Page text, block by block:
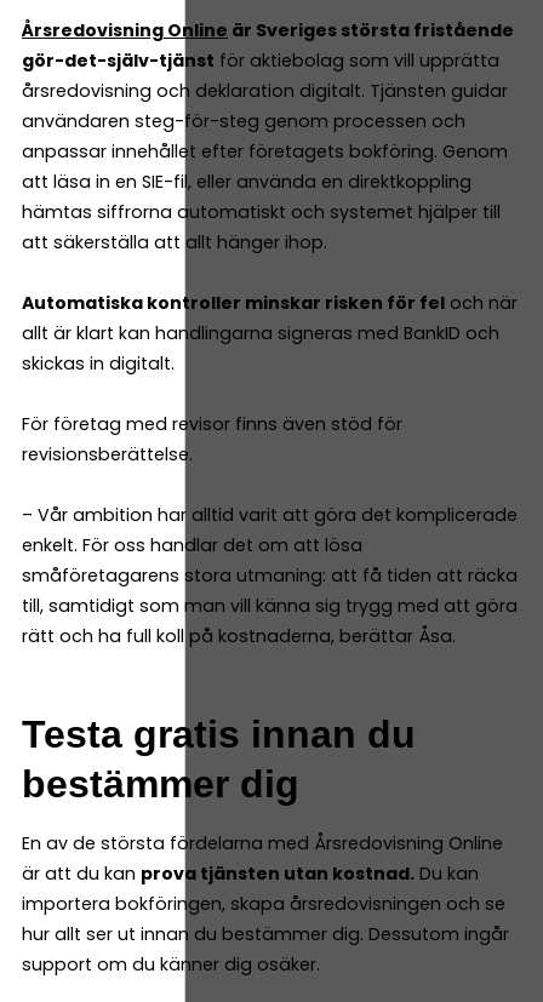
Årsredovisning Online är Sveriges största fristående
gör-det-själv-tjänst för aktiebolag som vill upprätta
årsredovisning och deklaration digitalt. Tjänsten guidar
användaren steg-för-steg genom processen och
anpassar innehållet efter företagets bokföring. Genom
att läsa in en SIE-fil, eller använda en direktkoppling
hämtas siffrorna automatiskt och systemet hjälper till
att säkerställa att allt hänger ihop.
Automatiska kontroller minskar risken för fel och när
allt är klart kan handlingarna signeras med BankID och
skickas in digitalt.
För företag med revisor finns även stöd för
revisionsberättelse.
– Vår ambition har alltid varit att göra det komplicerade
enkelt. För oss handlar det om att lösa
småföretagarens stora utmaning: att få tiden att räcka
till, samtidigt som man vill känna sig trygg med att göra
rätt och ha full koll på kostnaderna, berättar Åsa.
Testa gratis innan du
bestämmer dig
En av de största fördelarna med Årsredovisning Online
är att du kan prova tjänsten utan kostnad. Du kan
importera bokföringen, skapa årsredovisningen och se
hur allt ser ut innan du bestämmer dig. Dessutom ingår
support om du känner dig osäker.